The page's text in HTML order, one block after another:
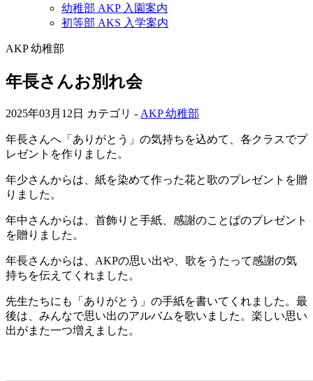
幼稚部 AKP 入園案内
初等部 AKS 入学案内
AKP 幼稚部
年長さんお別れ会
2025年03月12日 カテゴリ - AKP 幼稚部
年長さんへ「ありがとう」の気持ちを込めて、各クラスでプ
レゼントを作りました。
年少さんからは、紙を染めて作った花と歌のプレゼントを贈
りました。
年中さんからは、首飾りと手紙、感謝のことばのプレゼント
を贈りました。
年長さんからは、AKPの思い出や、歌をうたって感謝の気
持ちを伝えてくれました。
先生たちにも「ありがとう」の手紙を書いてくれました。最
後は、みんなで思い出のアルバムを歌いました。楽しい思い
出がまた一つ増えました。